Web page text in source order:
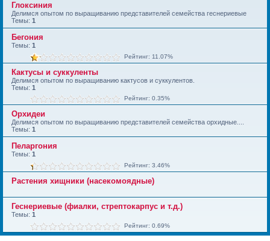
Глоксиния
Делимся опытом по выращиванию представителей семейства геснериевые
Темы: 1
Бегония
Темы: 1
Рейтинг: 11.07%
Кактусы и суккуленты
Делимся опытом по выращиванию кактусов и суккулентов.
Темы: 1
Рейтинг: 0.35%
Орхидеи
Делимся опытом по выращиванию представителей семейства орхидные....
Темы: 1
Пеларгония
Темы: 1
Рейтинг: 3.46%
Растения хищники (насекомоядные)
Геснериевые (фиалки, стрептокарпус и т.д.)
Темы: 1
Рейтинг: 0.69%